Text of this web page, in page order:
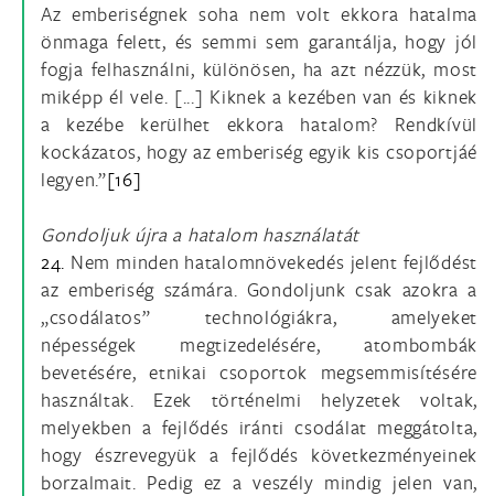
Az emberiségnek soha nem volt ekkora hatalma
önmaga felett, és semmi sem garantálja, hogy jól
fogja felhasználni, különösen, ha azt nézzük, most
miképp él vele. [...] Kiknek a kezében van és kiknek
a kezébe kerülhet ekkora hatalom? Rendkívül
kockázatos, hogy az emberiség egyik kis csoportjáé
legyen.”[16]
Gondoljuk újra a hatalom használatát
24. Nem minden hatalomnövekedés jelent fejlődést
az emberiség számára. Gondoljunk csak azokra a
„csodálatos” technológiákra, amelyeket
népességek megtizedelésére, atombombák
bevetésére, etnikai csoportok megsemmisítésére
használtak. Ezek történelmi helyzetek voltak,
melyekben a fejlődés iránti csodálat meggátolta,
hogy észrevegyük a fejlődés következményeinek
borzalmait. Pedig ez a veszély mindig jelen van,